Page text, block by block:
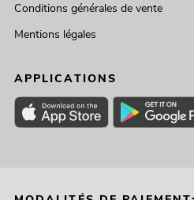
Conditions générales de vente
Mentions légales
APPLICATIONS